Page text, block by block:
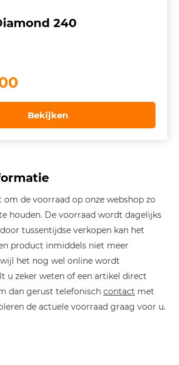
240
is:
€ 1.769,00.
Bekijken
om de voorraad op onze webshop zo
houden. De voorraad wordt dagelijks
tussentijdse verkopen kan het
product inmiddels niet meer
het nog wel online wordt
u zeker weten of een artikel direct
dan gerust telefonisch contact met
de actuele voorraad graag voor u.